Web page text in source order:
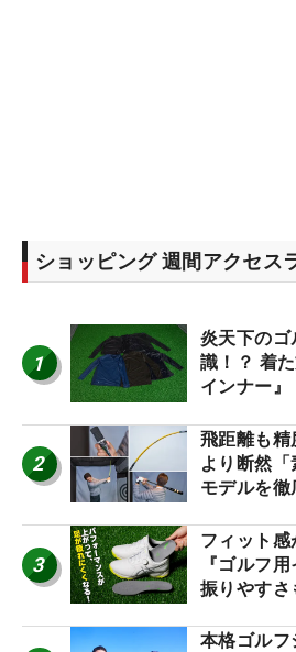
ショッピング 週間アクセス
1
炎天下のゴ
識！？ 着
インナー』
2
飛距離も精
より断然
モデルを徹
3
フィット感
『ゴルフ
振りやすさ
本格ゴルフ